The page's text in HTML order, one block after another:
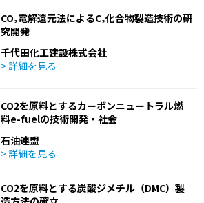
CO₂電解還元法によるC₂化合物製造技術の研
究開発
千代田化工建設株式会社
> 詳細を見る
CO2を原料とするカーボンニュートラル燃
料e-fuelの技術開発・社会
石油連盟
> 詳細を見る
CO2を原料とする炭酸ジメチル（DMC）製